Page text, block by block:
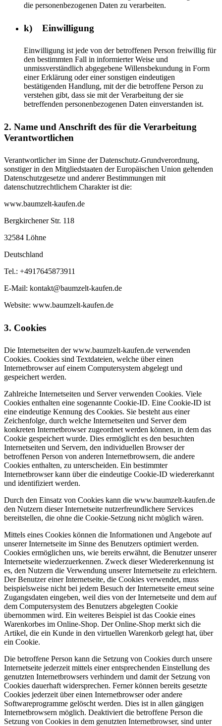
die personenbezogenen Daten zu verarbeiten.
k) Einwilligung
Einwilligung ist jede von der betroffenen Person freiwillig für
den bestimmten Fall in informierter Weise und
unmissverständlich abgegebene Willensbekundung in Form
einer Erklärung oder einer sonstigen eindeutigen
bestätigenden Handlung, mit der die betroffene Person zu
verstehen gibt, dass sie mit der Verarbeitung der sie
betreffenden personenbezogenen Daten einverstanden ist.
2. Name und Anschrift des für die Verarbeitung
Verantwortlichen
Verantwortlicher im Sinne der Datenschutz-Grundverordnung,
sonstiger in den Mitgliedstaaten der Europäischen Union geltenden
Datenschutzgesetze und anderer Bestimmungen mit
datenschutzrechtlichem Charakter ist die:
www.baumzelt-kaufen.de
Bergkirchener Str. 118
32584 Löhne
Deutschland
Tel.: +4917645873911
E-Mail: kontakt@baumzelt-kaufen.de
Website: www.baumzelt-kaufen.de
3. Cookies
Die Internetseiten der www.baumzelt-kaufen.de verwenden
Cookies. Cookies sind Textdateien, welche über einen
Internetbrowser auf einem Computersystem abgelegt und
gespeichert werden.
Zahlreiche Internetseiten und Server verwenden Cookies. Viele
Cookies enthalten eine sogenannte Cookie-ID. Eine Cookie-ID ist
eine eindeutige Kennung des Cookies. Sie besteht aus einer
Zeichenfolge, durch welche Internetseiten und Server dem
konkreten Internetbrowser zugeordnet werden können, in dem das
Cookie gespeichert wurde. Dies ermöglicht es den besuchten
Internetseiten und Servern, den individuellen Browser der
betroffenen Person von anderen Internetbrowsern, die andere
Cookies enthalten, zu unterscheiden. Ein bestimmter
Internetbrowser kann über die eindeutige Cookie-ID wiedererkannt
und identifiziert werden.
Durch den Einsatz von Cookies kann die www.baumzelt-kaufen.de
den Nutzern dieser Internetseite nutzerfreundlichere Services
bereitstellen, die ohne die Cookie-Setzung nicht möglich wären.
Mittels eines Cookies können die Informationen und Angebote auf
unserer Internetseite im Sinne des Benutzers optimiert werden.
Cookies ermöglichen uns, wie bereits erwähnt, die Benutzer unserer
Internetseite wiederzuerkennen. Zweck dieser Wiedererkennung ist
es, den Nutzern die Verwendung unserer Internetseite zu erleichtern.
Der Benutzer einer Internetseite, die Cookies verwendet, muss
beispielsweise nicht bei jedem Besuch der Internetseite erneut seine
Zugangsdaten eingeben, weil dies von der Internetseite und dem auf
dem Computersystem des Benutzers abgelegten Cookie
übernommen wird. Ein weiteres Beispiel ist das Cookie eines
Warenkorbes im Online-Shop. Der Online-Shop merkt sich die
Artikel, die ein Kunde in den virtuellen Warenkorb gelegt hat, über
ein Cookie.
Die betroffene Person kann die Setzung von Cookies durch unsere
Internetseite jederzeit mittels einer entsprechenden Einstellung des
genutzten Internetbrowsers verhindern und damit der Setzung von
Cookies dauerhaft widersprechen. Ferner können bereits gesetzte
Cookies jederzeit über einen Internetbrowser oder andere
Softwareprogramme gelöscht werden. Dies ist in allen gängigen
Internetbrowsern möglich. Deaktiviert die betroffene Person die
Setzung von Cookies in dem genutzten Internetbrowser, sind unter